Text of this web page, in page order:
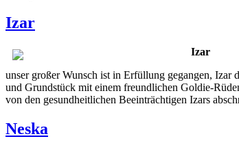
Izar
Izar
unser großer Wunsch ist in Erfüllung gegangen, Izar
und Grundstück mit einem freundlichen Goldie-
von den gesundheitlichen Beeinträchtigen Izars
Neska